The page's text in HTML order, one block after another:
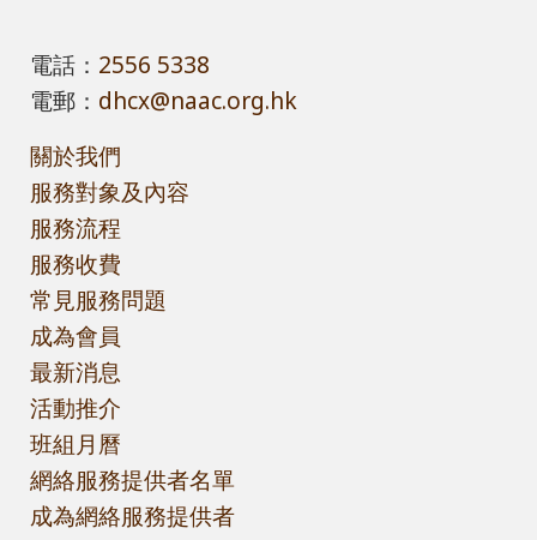
電話： 2556 5338
電郵： dhcx@naac.org.hk
關於我們
服務對象及內容
服務流程
服務收費
常見服務問題
成為會員
最新消息
活動推介
班組月曆
網絡服務提供者名單
成為網絡服務提供者